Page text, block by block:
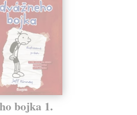
bojka 1.